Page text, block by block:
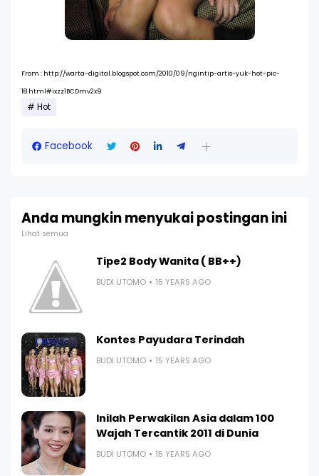
From : http://warta-digital.blogspot.com/2010/09/ngintip-artis-yuk-hot-pic-
18.html#ixzz1BCDmv2x9
Hot
Facebook
Anda mungkin menyukai postingan ini
Lihat semua
Tipe2 Body Wanita ( BB++)
BUDI UTOMO 15 YEARS AGO
Kontes Payudara Terindah
BUDI UTOMO 15 YEARS AGO
Inilah Perwakilan Asia dalam 100
Wajah Tercantik 2011 di Dunia
BUDI UTOMO 15 YEARS AGO